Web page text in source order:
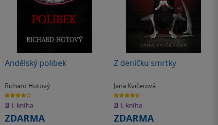
Andělský polibek
Richard Hotový
4.2
z
5
hvězdiček
E-kniha
ZDARMA
Z deníčku smrtky
Jana Kvičerová
4.4
z
5
hvězdiček
E-kniha
ZDARMA